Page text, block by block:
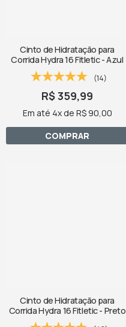
Cinto de Hidratação para
Corrida Hydra 16 Fitletic - Azul
(14)
R$ 359,99
Em até 4x de R$ 90,00
COMPRAR
Cinto de Hidratação para
Corrida Hydra 16 Fitletic - Preto